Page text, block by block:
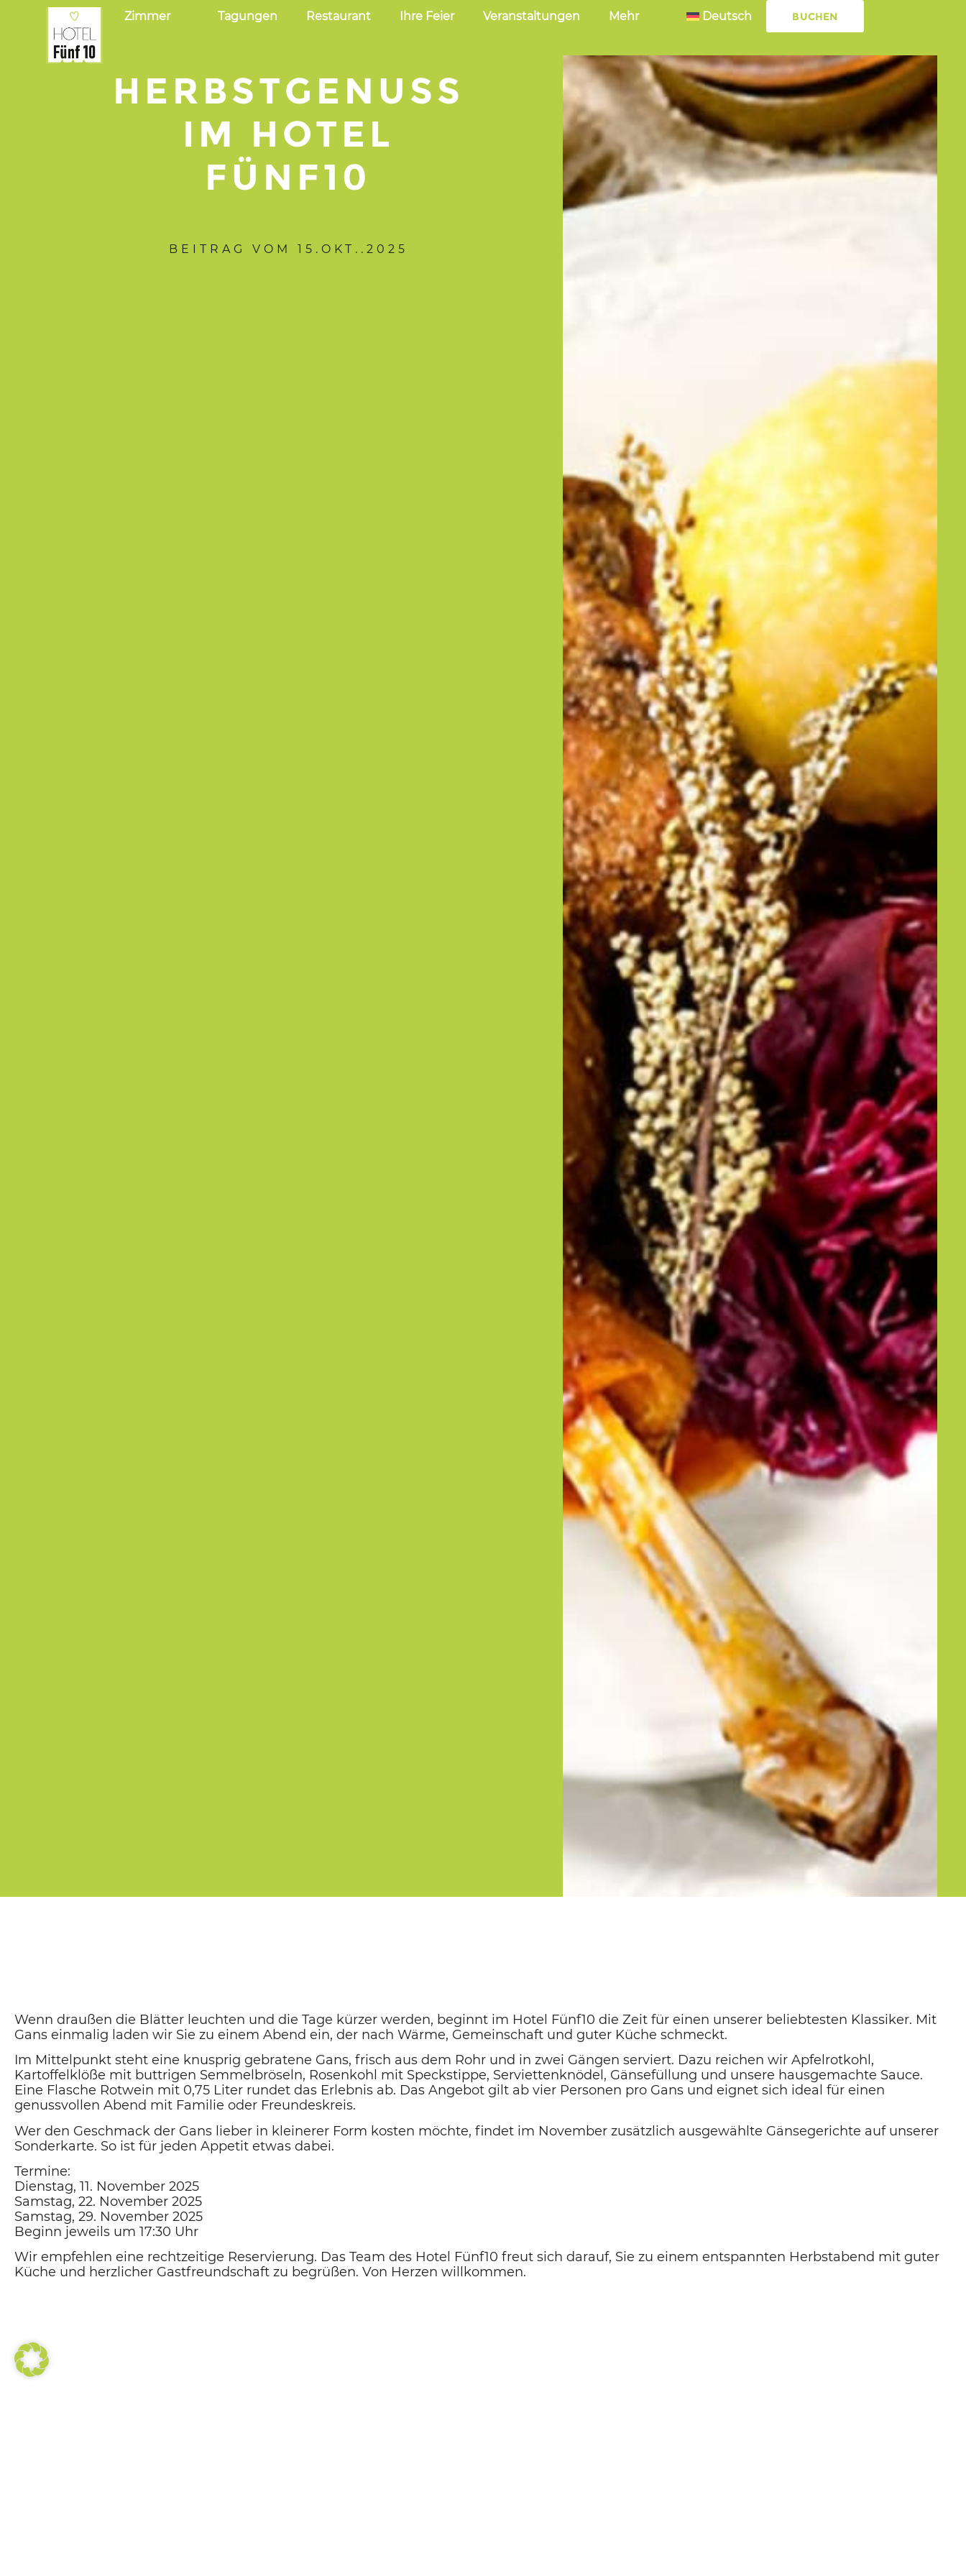
Zimmer Tagungen Restaurant Ihre Feier Veranstaltungen Mehr Deutsch BUCHEN
HERBSTGENUSS
IM HOTEL
FÜNF10
BEITRAG VOM 15.OKT..2025
Wenn draußen die Blätter leuchten und die Tage kürzer werden, beginnt im Hotel Fünf10 die Zeit für einen unserer beliebtesten Klassiker. Mit
Gans einmalig laden wir Sie zu einem Abend ein, der nach Wärme, Gemeinschaft und guter Küche schmeckt.
Im Mittelpunkt steht eine knusprig gebratene Gans, frisch aus dem Rohr und in zwei Gängen serviert. Dazu reichen wir Apfelrotkohl ,
Kartoffelklöße mit buttrigen Semmelbröseln, Rosenkohl mit Speckstippe, Serviettenknödel , Gänsefüllung und unsere hausgemachte Sauce.
Eine Flasche Rotwein mit 0,75 Liter rundet das Erlebnis ab. Das Angebot gilt ab vier Personen pro Gans und eignet sich ideal für einen
genussvollen Abend mit Familie oder Freundeskreis.
Wer den Geschmack der Gans lieber in kleinerer Form kosten möchte, findet im November zusätzlich ausgewählte Gänsegerichte auf unserer
Sonderkarte. So ist für jeden Appetit etwas dabei.
Termine:
Dienstag, 11. November 2025
Samstag, 22. November 2025
Samstag, 29. November 2025
Beginn jeweils um 17:30 Uhr
Wir empfehlen eine rechtzeitige Reservierung. Das Team des Hotel Fünf10 freut sich darauf, Sie zu einem entspannten Herbstabend mit guter
Küche und herzlicher Gastfreundschaft zu begrüßen. Von Herzen willkommen.